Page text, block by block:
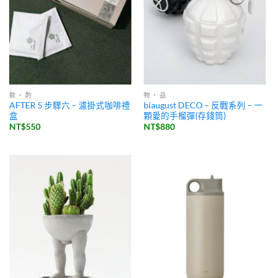
飲 ・ 酌
AFTER 5 步驟六 – 濾掛式咖啡禮
盒
NT$550
物 ・ 品
biaugust DECO – 反戰系列 – 一
顆愛的手榴彈(存錢筒)
NT$880